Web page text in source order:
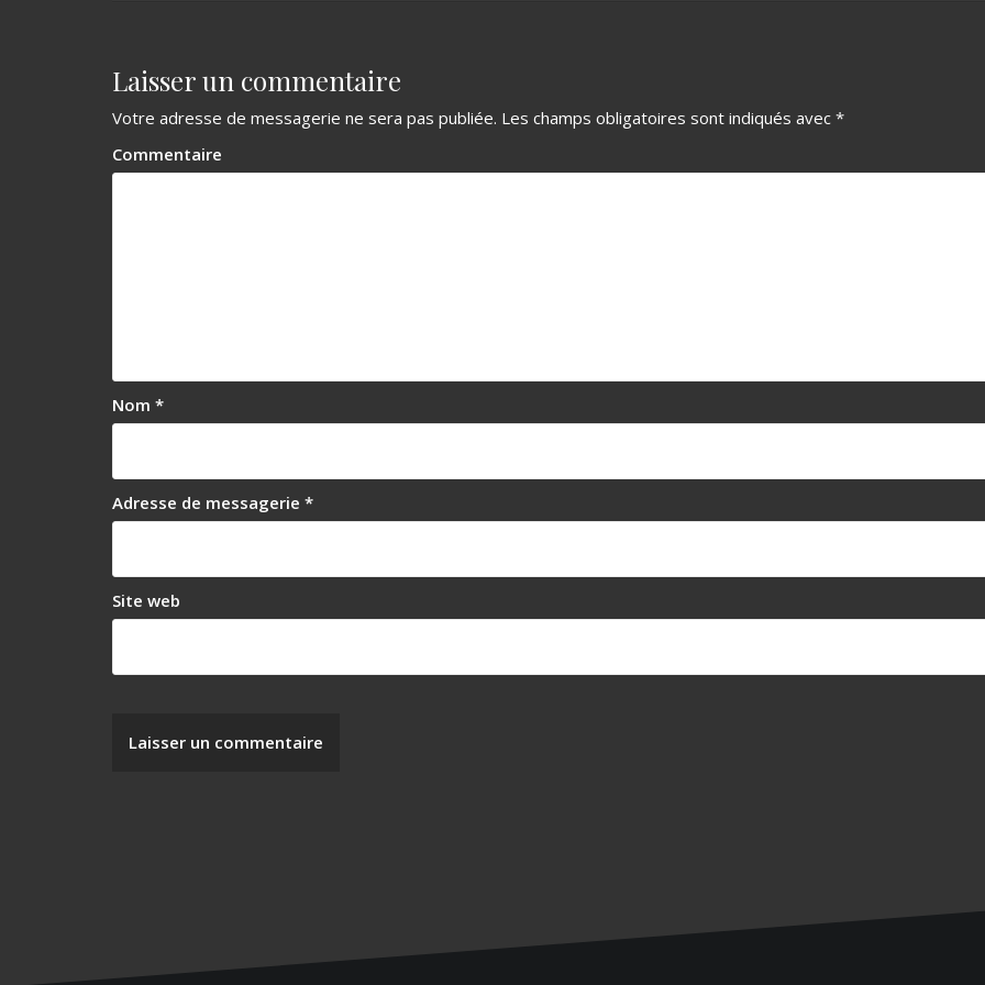
l
’
a
r
Laisser un commentaire
Votre adresse de messagerie ne sera pas publiée. Les champs obligatoires sont indiqués avec *
Commentaire
Nom *
Adresse de messagerie *
Site web